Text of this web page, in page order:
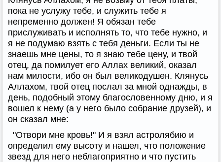
пока не услужу тебе, и служить тебе я
непременно должен! Я обязан тебе
прислуживать и исполнять то, что тебе нужно, и
я не подумаю взять с тебя деньги. Если ты не
знаешь мне цены, то я знаю тебе цену, и твой
отец, да помилует его Аллах великий, оказал
нам милости, ибо он был великодушен. Клянусь
Аллахом, твой отец послал за мной однажды, в
день, подобный этому благословенному дню, и я
вошел к нему (а у него было собрание друзей), и
он сказал мне:
"Отвори мне кровь!" И я взял астролябию и
определил ему высоту и нашел, что положение
звезд для него неблагоприятно и что пустить